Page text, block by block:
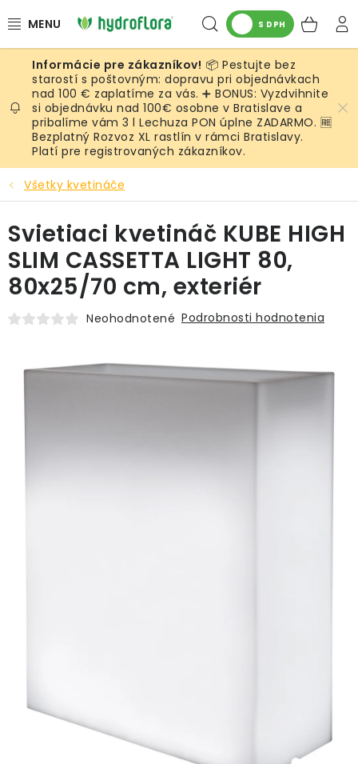
na
Hľadať
S DPH
RASTLINY
UMELÉ RASTLINY
KVETINÁČE
SUBSTRÁTY A PRÍSLUŠENSTVO
SERVIS INTERIÉROVEJ ZELENE
MACHY
ŽIVÉ STENY
ODBORNÉ ČLÁNKY
MACHOVÉ STENY
PRÍSLUŠENSTVO
📦 Pestujte bez
starostí s poštovným: dopravu pri objednávkach
nad 100 € zaplatíme za vás. ➕ BONUS: Vyzdvihnite
si objednávku nad 100€ osobne v Bratislave a
pribalíme vám 3 l Lechuza PON úplne ZADARMO. 🆓
Bezplatný Rozvoz XL rastlín v rámci Bratislavy.
Platí pre registrovaných zákazníkov.
Všetky kvetináče
Svietiaci kvetináč KUBE HIGH
SLIM CASSETTA LIGHT 80,
80x25/70 cm, exteriér
Neohodnotené Podrobnosti hodnotenia